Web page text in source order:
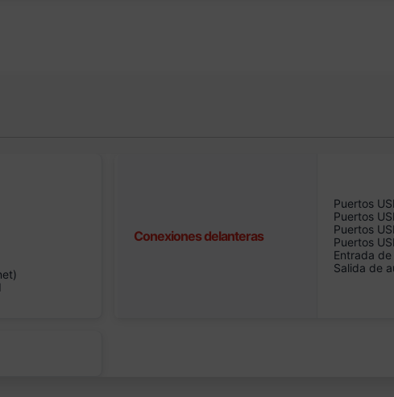
Conexiones delanteras
Puertos
Puertos
Puertos
Puertos
Entrada
Salida de